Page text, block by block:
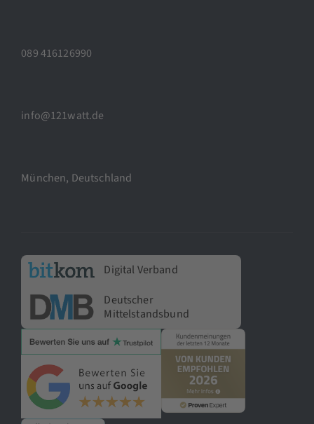
089 416126990
info@121watt.de
München, Deutschland
Digital Verband
Deutscher
Mittelstandsbund